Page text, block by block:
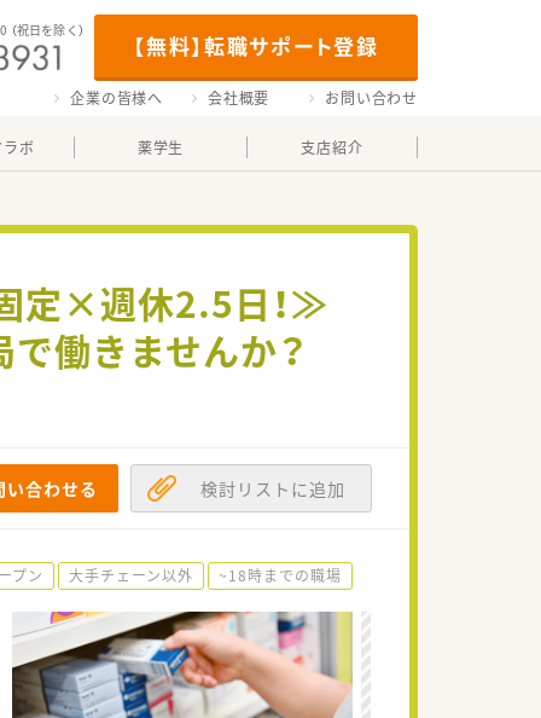
【無料】転職サポート登録
（祝日を除く）
企業の皆様へ 会社概要 お問い合わせ
ボ 薬学生 支店紹介
固定×週休2.5日！≫
働きませんか？
い合わせる 検討リストに追加
プン 大手チェーン以外 ~18時までの職場